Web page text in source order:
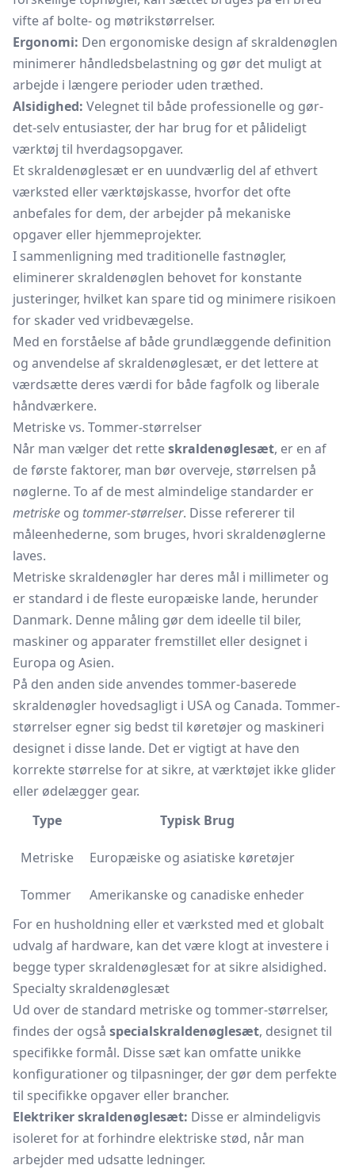
vifte af bolte- og møtrikstørrelser.
Ergonomi: Den ergonomiske design af skraldenøglen
minimerer håndledsbelastning og gør det muligt at
arbejde i længere perioder uden træthed.
Alsidighed: Velegnet til både professionelle og gør-
det-selv entusiaster, der har brug for et pålideligt
værktøj til hverdagsopgaver.
Et skraldenøglesæt er en uundværlig del af ethvert
værksted eller værktøjskasse, hvorfor det ofte
anbefales for dem, der arbejder på mekaniske
opgaver eller hjemmeprojekter.
I sammenligning med traditionelle fastnøgler,
eliminerer skraldenøglen behovet for konstante
justeringer, hvilket kan spare tid og minimere risikoen
for skader ved vridbevægelse.
Med en forståelse af både grundlæggende definition
og anvendelse af skraldenøglesæt, er det lettere at
værdsætte deres værdi for både fagfolk og liberale
håndværkere.
Metriske vs. Tommer-størrelser
Når man vælger det retteskraldenøglesæt, er en af
de første faktorer, man bør overveje, størrelsen på
nøglerne. To af de mest almindelige standarder er
metriske og tommer-størrelser. Disse refererer til
måleenhederne, som bruges, hvori skraldenøglerne
laves.
Metriske skraldenøgler har deres mål i millimeter og
er standard i de fleste europæiske lande, herunder
Danmark. Denne måling gør dem ideelle til biler,
maskiner og apparater fremstillet eller designet i
Europa og Asien.
På den anden side anvendes tommer-baserede
skraldenøgler hovedsagligt i USA og Canada. Tommer-
størrelser egner sig bedst til køretøjer og maskineri
designet i disse lande. Det er vigtigt at have den
korrekte størrelse for at sikre, at værktøjet ikke glider
eller ødelægger gear.
Type
Typisk Brug
Metriske Europæiske og asiatiske køretøjer
Tommer
Amerikanske og canadiske enheder
For en husholdning eller et værksted med et globalt
udvalg af hardware, kan det være klogt at investere i
begge typer skraldenøglesæt for at sikre alsidighed.
Specialty skraldenøglesæt
Ud over de standard metriske og tommer-størrelser,
findes der også specialskraldenøglesæt, designet til
specifikke formål. Disse sæt kan omfatte unikke
konfigurationer og tilpasninger, der gør dem perfekte
til specifikke opgaver eller brancher.
Elektriker skraldenøglesæt: Disse er almindeligvis
isoleret for at forhindre elektriske stød, når man
arbejder med udsatte ledninger.